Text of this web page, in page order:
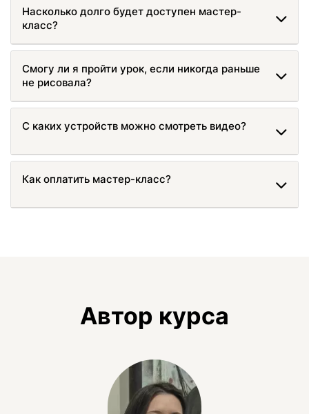
Насколько долго будет доступен мастер-
класс?
Смогу ли я пройти урок, если никогда раньше
не рисовала?
С каких устройств можно смотреть видео?
Как оплатить мастер-класс?
Автор курса